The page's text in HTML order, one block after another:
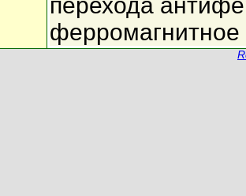
перехода
ферромагнитное